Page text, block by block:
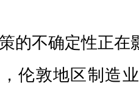
的不确定性正在
伦敦地区制造